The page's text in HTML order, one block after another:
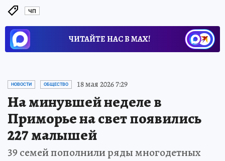
ЧП
ЧИТАЙТЕ НАС В МАХ!
НОВОСТИ ОБЩЕСТВО 18 мая 2026 7:29
На минувшей неделе в
Приморье на свет появились
227 малышей
39 семей пополнили ряды многодетных